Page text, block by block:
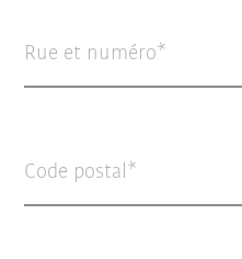
Rue et numéro
Code postal